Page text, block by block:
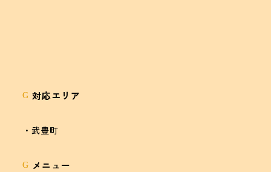
G 対応エリア
・武豊町
G メニュー